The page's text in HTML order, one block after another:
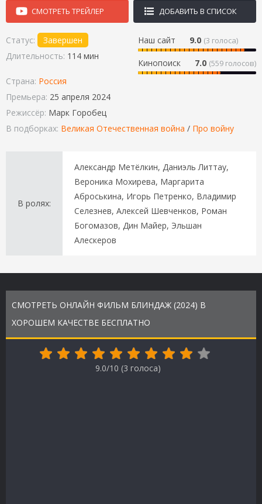
СМОТРЕТЬ ТРЕЙЛЕР ДОБАВИТЬ В СПИСОК
Наш сайт 9.0 (3 голоса)
Кинопоиск 7.0 (559 голосов)
Статус:
Завершен
Длительность: 114 мин
Страна: Россия
Премьера: 25 апреля 2024
Режиссёр: Марк Горобец
В подборках: Великая Отечественная война / Про войну
В ролях:
Александр Метёлкин, Даниэль Литтау,
Вероника Мохирева, Маргарита
Аброськина, Игорь Петренко, Владимир
Селезнев, Алексей Шевченков, Роман
Богомазов, Дин Майер, Эльшан
Алескеров
СМОТРЕТЬ ОНЛАЙН ФИЛЬМ БЛИНДАЖ (2024) В
ХОРОШЕМ КАЧЕСТВЕ БЕСПЛАТНО
9.0/10 (3 голоса)